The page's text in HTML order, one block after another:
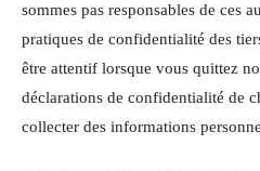
sommes pas responsables de ces
pratiques de confidentialité des
être attentif lorsque vous quittez
déclarations de confidentialité de
collecter des informations